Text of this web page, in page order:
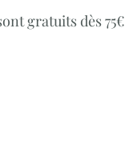
gratuits dès 75€